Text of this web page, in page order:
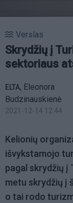
Verslas
Skrydžių į
sektoriaus
ELTA, Eleonora
Budzinauskienė
2021-12-14 12:44
Kelionių
išvykstamojo
pagal skrydžių į
metu skrydžių į
o tai rodo